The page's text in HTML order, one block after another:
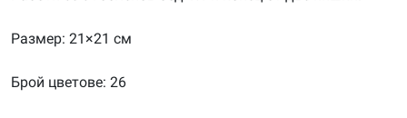
Размер: 21×21 см
Брой цветове: 26